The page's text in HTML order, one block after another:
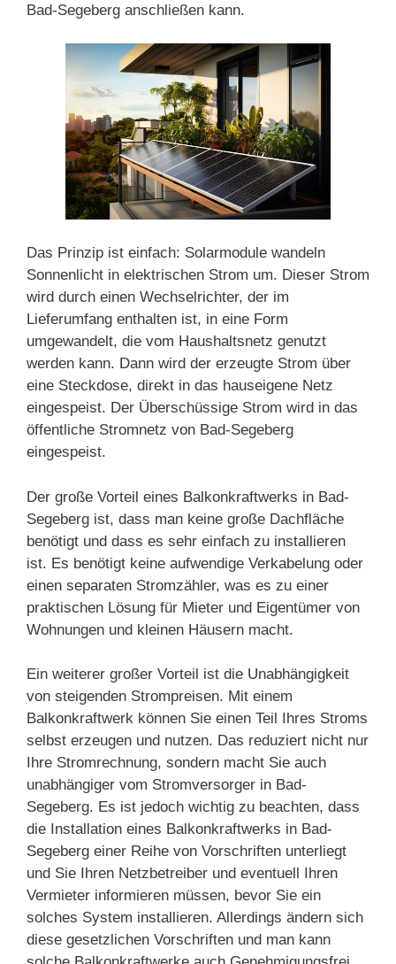
Bad-Segeberg anschließen kann.
Das Prinzip ist einfach: Solarmodule wandeln
Sonnenlicht in elektrischen Strom um. Dieser Strom
wird durch einen Wechselrichter, der im
Lieferumfang enthalten ist, in eine Form
umgewandelt, die vom Haushaltsnetz genutzt
werden kann. Dann wird der erzeugte Strom über
eine Steckdose, direkt in das hauseigene Netz
eingespeist. Der Überschüssige Strom wird in das
öffentliche Stromnetz von Bad-Segeberg
eingespeist.
Der große Vorteil eines Balkonkraftwerks in Bad-
Segeberg ist, dass man keine große Dachfläche
benötigt und dass es sehr einfach zu installieren
ist. Es benötigt keine aufwendige Verkabelung oder
einen separaten Stromzähler, was es zu einer
praktischen Lösung für Mieter und Eigentümer von
Wohnungen und kleinen Häusern macht.
Ein weiterer großer Vorteil ist die Unabhängigkeit
von steigenden Strompreisen. Mit einem
Balkonkraftwerk können Sie einen Teil Ihres Stroms
selbst erzeugen und nutzen. Das reduziert nicht nur
Ihre Stromrechnung, sondern macht Sie auch
unabhängiger vom Stromversorger in Bad-
Segeberg. Es ist jedoch wichtig zu beachten, dass
die Installation eines Balkonkraftwerks in Bad-
Segeberg einer Reihe von Vorschriften unterliegt
und Sie Ihren Netzbetreiber und eventuell Ihren
Vermieter informieren müssen, bevor Sie ein
solches System installieren. Allerdings ändern sich
diese gesetzlichen Vorschriften und man kann